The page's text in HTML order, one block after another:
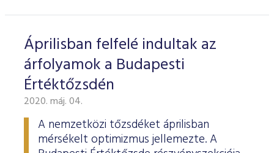
Áprilisban felfelé indultak az
árfolyamok a Budapesti
Értéktőzsdén
2020. máj. 04.
A nemzetközi tőzsdéket áprilisban
mérsékelt optimizmus jellemezte. A